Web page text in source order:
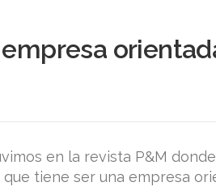
en la revista P&M donde
tiene ser una empresa